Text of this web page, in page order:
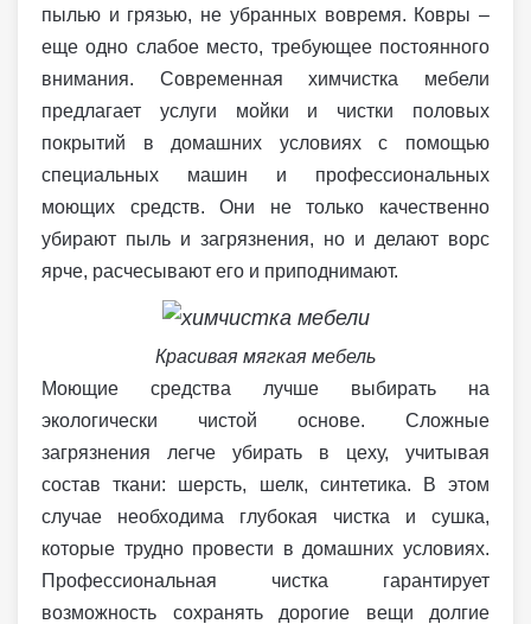
пылью и грязью, не убранных вовремя. Ковры –
еще одно слабое место, требующее постоянного
внимания. Современная химчистка мебели
предлагает услуги мойки и чистки половых
покрытий в домашних условиях с помощью
специальных машин и профессиональных
моющих средств. Они не только качественно
убирают пыль и загрязнения, но и делают ворс
ярче, расчесывают его и приподнимают.
Красивая мягкая мебель
Моющие средства лучше выбирать на
экологически чистой основе. Сложные
загрязнения легче убирать в цеху, учитывая
состав ткани: шерсть, шелк, синтетика. В этом
случае необходима глубокая чистка и сушка,
которые трудно провести в домашних условиях.
Профессиональная чистка гарантирует
возможность сохранять дорогие вещи долгие